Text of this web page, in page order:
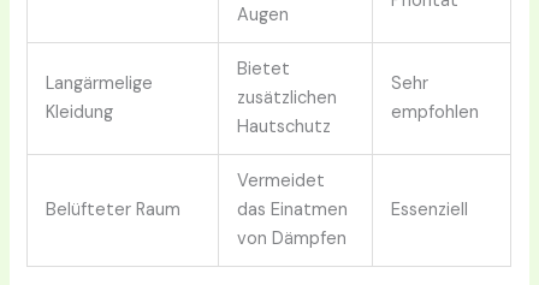
Augen
Langärmelige
Kleidung
Bietet
zusätzlichen
Hautschutz
Sehr
empfohlen
Belüfteter Raum
Vermeidet
das Einatmen
von Dämpfen
Essenziell